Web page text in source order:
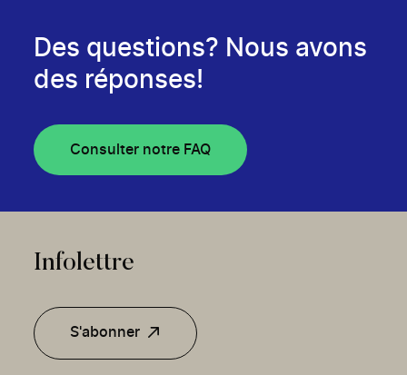
Des questions? Nous avons
des réponses!
Consulter notre FAQ
Infolettre
S'abonner